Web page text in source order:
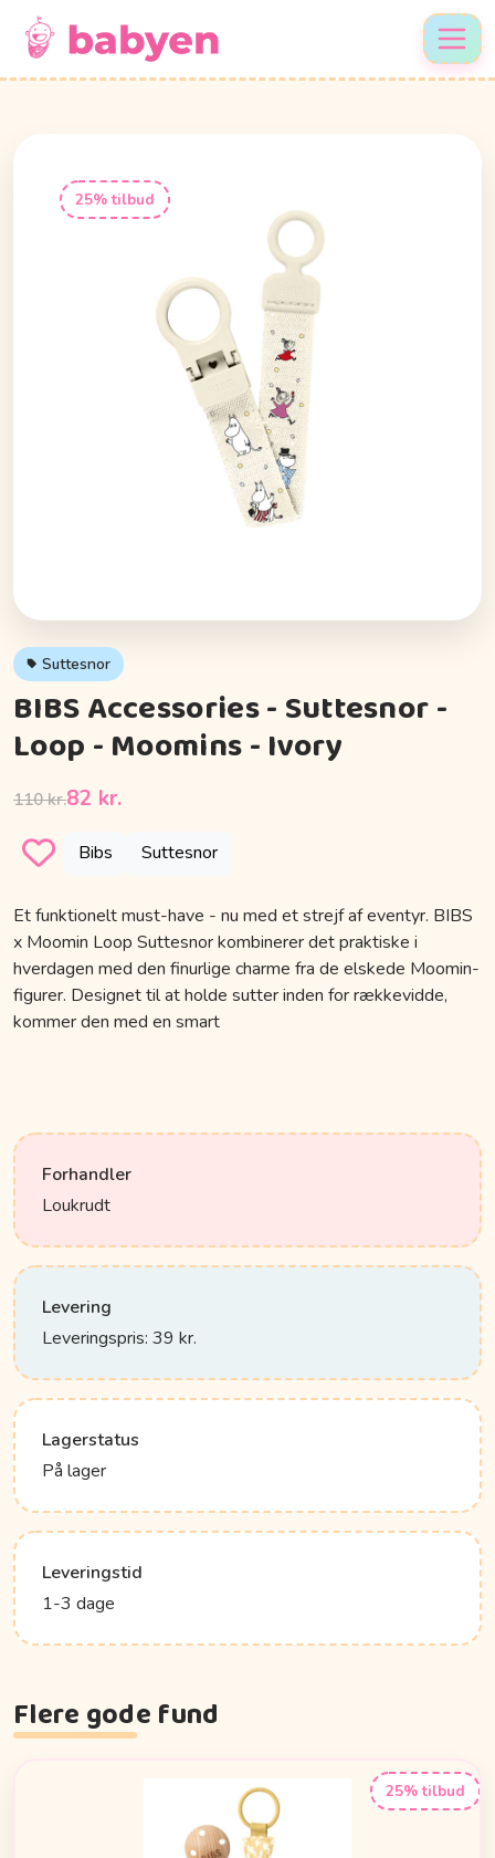
25% tilbud
Suttesnor
BIBS Accessories - Suttesnor -
Loop - Moomins - Ivory
110 kr.82 kr.
Bibs Suttesnor
Et funktionelt must-have - nu med et strejf af eventyr. BIBS
x Moomin Loop Suttesnor kombinerer det praktiske i
hverdagen med den finurlige charme fra de elskede Moomin-
figurer. Designet til at holde sutter inden for rækkevidde,
kommer den med en smart
Forhandler
Loukrudt
Levering
Leveringspris: 39 kr.
Lagerstatus
På lager
Leveringstid
1-3 dage
Flere gode fund
25% tilbud